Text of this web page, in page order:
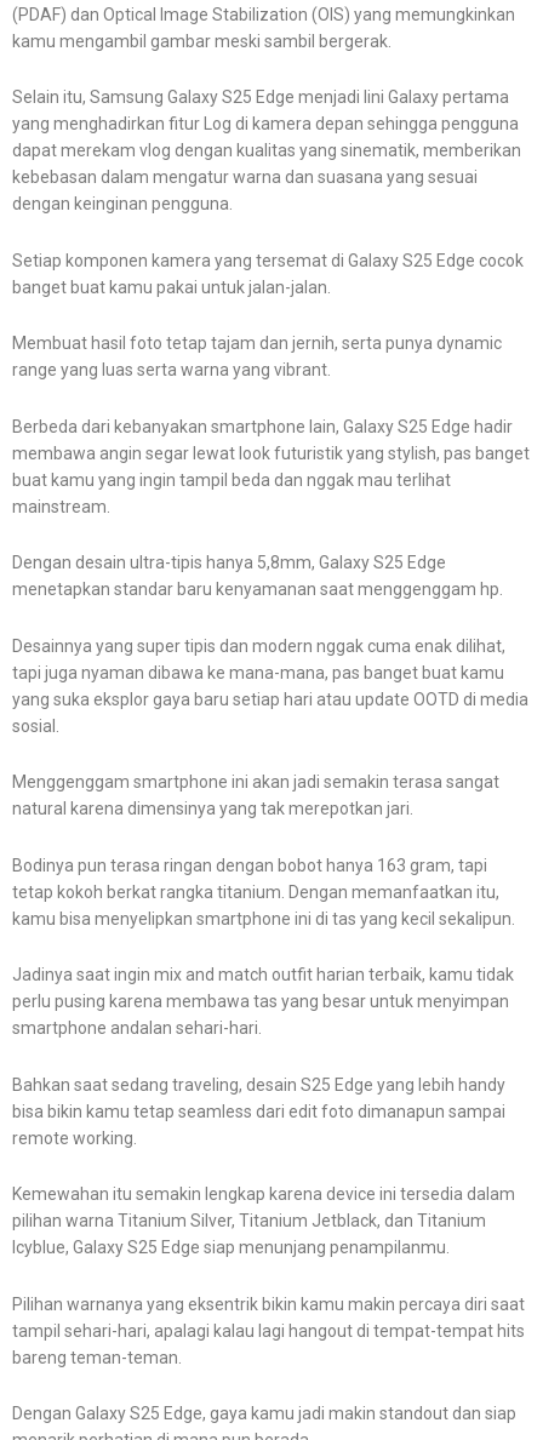
(PDAF) dan Optical Image Stabilization (OIS) yang memungkinkan
kamu mengambil gambar meski sambil bergerak.
Selain itu, Samsung Galaxy S25 Edge menjadi lini Galaxy pertama
yang menghadirkan fitur Log di kamera depan sehingga pengguna
dapat merekam vlog dengan kualitas yang sinematik, memberikan
kebebasan dalam mengatur warna dan suasana yang sesuai
dengan keinginan pengguna.
Setiap komponen kamera yang tersemat di Galaxy S25 Edge cocok
banget buat kamu pakai untuk jalan-jalan.
Membuat hasil foto tetap tajam dan jernih, serta punya dynamic
range yang luas serta warna yang vibrant.
Berbeda dari kebanyakan smartphone lain, Galaxy S25 Edge hadir
membawa angin segar lewat look futuristik yang stylish, pas banget
buat kamu yang ingin tampil beda dan nggak mau terlihat
mainstream.
Dengan desain ultra-tipis hanya 5,8mm, Galaxy S25 Edge
menetapkan standar baru kenyamanan saat menggenggam hp.
Desainnya yang super tipis dan modern nggak cuma enak dilihat,
tapi juga nyaman dibawa ke mana-mana, pas banget buat kamu
yang suka eksplor gaya baru setiap hari atau update OOTD di media
sosial.
Menggenggam smartphone ini akan jadi semakin terasa sangat
natural karena dimensinya yang tak merepotkan jari.
Bodinya pun terasa ringan dengan bobot hanya 163 gram, tapi
tetap kokoh berkat rangka titanium. Dengan memanfaatkan itu,
kamu bisa menyelipkan smartphone ini di tas yang kecil sekalipun.
Jadinya saat ingin mix and match outfit harian terbaik, kamu tidak
perlu pusing karena membawa tas yang besar untuk menyimpan
smartphone andalan sehari-hari.
Bahkan saat sedang traveling, desain S25 Edge yang lebih handy
bisa bikin kamu tetap seamless dari edit foto dimanapun sampai
remote working.
Kemewahan itu semakin lengkap karena device ini tersedia dalam
pilihan warna Titanium Silver, Titanium Jetblack, dan Titanium
Icyblue, Galaxy S25 Edge siap menunjang penampilanmu.
Pilihan warnanya yang eksentrik bikin kamu makin percaya diri saat
tampil sehari-hari, apalagi kalau lagi hangout di tempat-tempat hits
bareng teman-teman.
Dengan Galaxy S25 Edge, gaya kamu jadi makin standout dan siap